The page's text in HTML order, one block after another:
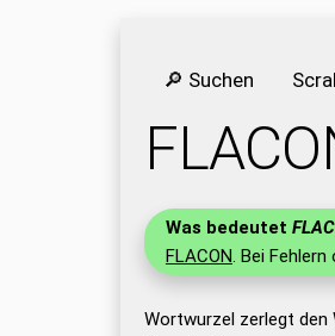
🔎 Suchen
Was bedeutet
FLACON. Bei
Wortwurzel zerlegt den